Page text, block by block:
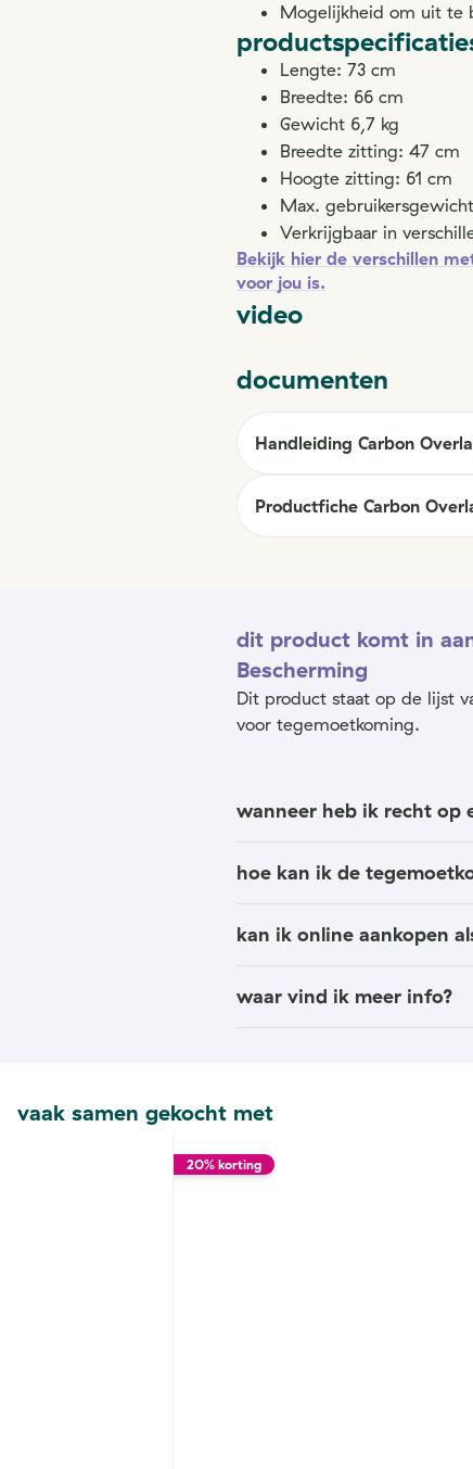
Mogelijkheid om uit te
Lengte: 73 cm
Breedte: 66 cm
Gewicht 6,7 kg
Breedte zitting: 47 cm
Hoogte zitting: 61 cm
Max.
Verkrijgbaar in
Bekijk hier de verschillen
voor jou is.
video
documenten
Handleiding Carbon
Productfiche Carbon
dit product komt in
Bescherming
Dit product staat op de lijst
voor tegemoetkoming.
wanneer heb ik recht op
hoe kan ik de
kan ik online aankopen
waar vind ik meer info?
vaak samen gekocht met
20% korting